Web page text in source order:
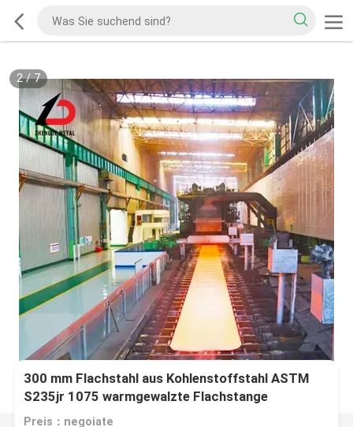
2/7
300 mm Flachstahl aus Kohlenstoffstahl ASTM
S235jr 1075 warmgewalzte Flachstange
Preis：negoiate